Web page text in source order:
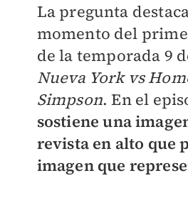
La pregunta
momento del
de la temporada 9
Nueva York vs
Simpson. En el
sostiene una
revista en alto que
imagen que